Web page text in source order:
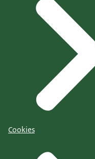
Cookies